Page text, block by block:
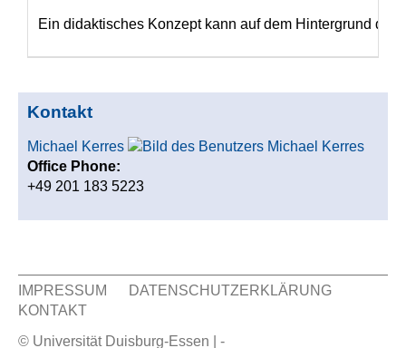
Ein didaktisches Konzept kann auf dem Hintergrund
Kontakt
Michael Kerres
Office Phone:
+49 201 183 5223
Sekundär Menü
IMPRESSUM
DATENSCHUTZERKLÄRUNG
KONTAKT
© Universität Duisburg-Essen | -